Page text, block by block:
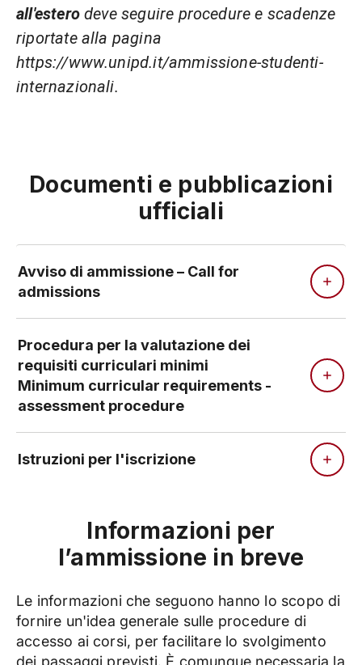
all'esterodeve seguire procedure e scadenze
riportate alla pagina
https://www.unipd.it/ammissione-studenti-
internazionali.
Documenti e pubblicazioni
ufficiali
Avviso di ammissione – Call for
admissions
Procedura per la valutazione dei
requisiti curriculari minimi
Minimum curricular requirements -
assessment procedure
Istruzioni per l'iscrizione
Informazioni per
l’ammissione in breve
Le informazioni che seguono hanno lo scopo di
fornire un'idea generale sulle procedure di
accesso ai corsi, per facilitare lo svolgimento
dei passaggi previsti. È comunque necessaria la